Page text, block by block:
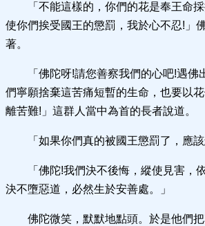
「不能這樣的，你們的花是奉王命
使你們挨受國王的懲罰，我於心不忍!」
著。
「佛陀呀!請您善察我們的心吧!遇
們寧願捨棄這苦痛短暫的生命，也要以
離苦難!」這群人當中為首的長者說道。
「如果你們真的被國王懲罰了，應
「佛陀!我們決不後悔，縱使見害，
決不墮惡道，必然生於安善處。」
佛陀微笑，默默地點頭。於是他們